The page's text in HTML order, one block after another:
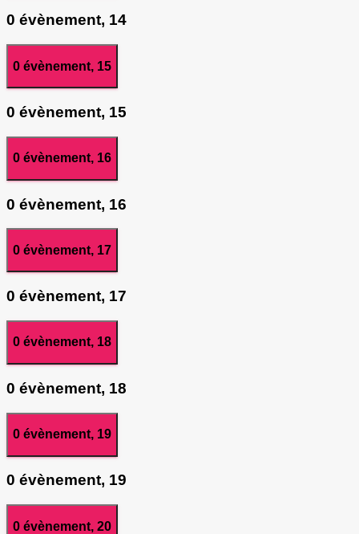
0 évènement, 14
0 évènement, 15
0 évènement, 15
0 évènement, 16
0 évènement, 16
0 évènement, 17
0 évènement, 17
0 évènement, 18
0 évènement, 18
0 évènement, 19
0 évènement, 19
0 évènement, 20